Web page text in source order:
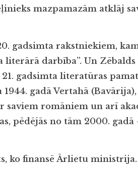
mazpamazām atklāj
gadsimta rakstniekiem,
literārā darbība”. Un
gadsimta literatūras
gadā Vertahā
saviem romāniem un arī
pēdējās no tām 2000.
ko finansē Ārlietu ministrija.